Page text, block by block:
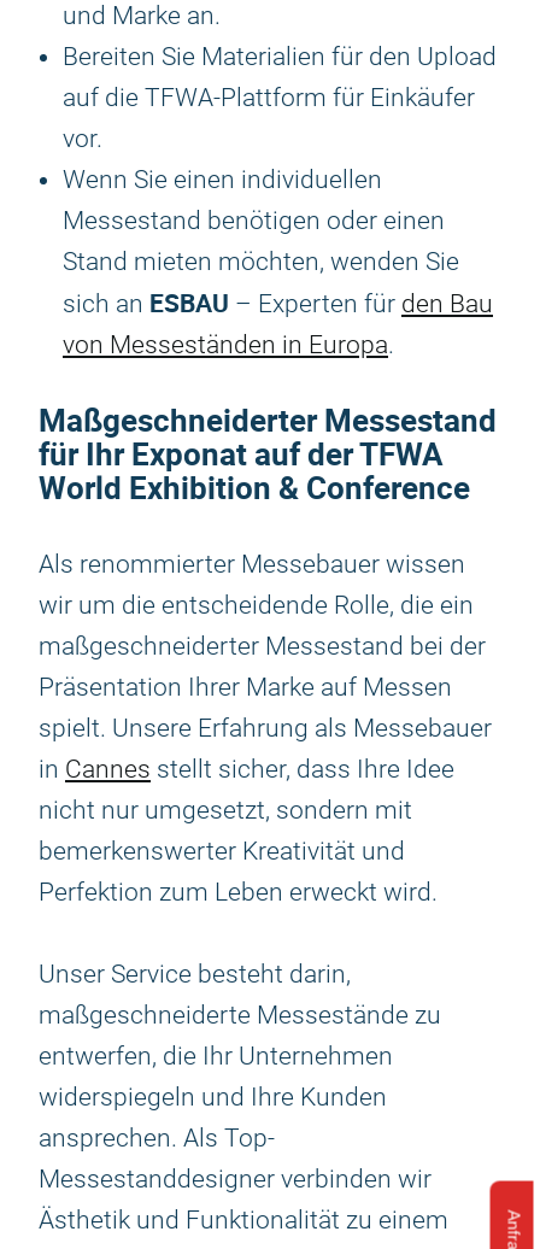
und Marke an.
Bereiten Sie Materialien für den Upload
auf die TFWA-Plattform für Einkäufer
vor.
Wenn Sie einen individuellen
Messestand benötigen oder einen
Stand mieten möchten, wenden Sie
sich an ESBAU – Experten für den Bau
von Messeständen in Europa.
Maßgeschneiderter Messestand
für Ihr Exponat auf der TFWA
World Exhibition & Conference
Als renommierter Messebauer wissen
wir um die entscheidende Rolle, die ein
maßgeschneiderter Messestand bei der
Präsentation Ihrer Marke auf Messen
spielt. Unsere Erfahrung als Messebauer
in Cannes stellt sicher, dass Ihre Idee
nicht nur umgesetzt, sondern mit
bemerkenswerter Kreativität und
Perfektion zum Leben erweckt wird.
Unser Service besteht darin,
maßgeschneiderte Messestände zu
entwerfen, die Ihr Unternehmen
widerspiegeln und Ihre Kunden
ansprechen. Als Top-
Messestanddesigner verbinden wir
Ästhetik und Funktionalität zu einem